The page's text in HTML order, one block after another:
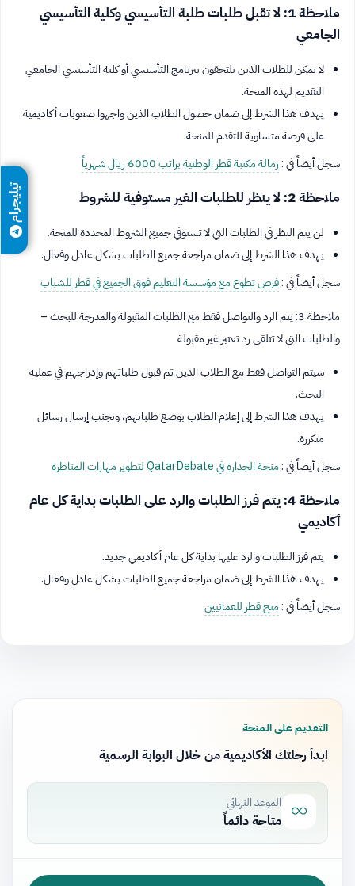
ملاحظة 1: لا تقبل طلبات طلبة التأسيسي وكلية التأسيسي
الجامعي
لا يمكن للطلاب الذين يلتحقون ببرنامج التأسيسي أو كلية التأسيسي الجامعي
التقديم لهذه المنحة.
يهدف هذا الشرط إلى ضمان حصول الطلاب الذين واجهوا صعوبات أكاديمية
على فرصة متساوية للتقدم للمنحة.
سجل أيضاً في :زمالة مكتبة قطر الوطنية براتب 6000 ريال شهرياً
ملاحظة 2: لا ينظر للطلبات الغير مستوفية للشروط
لن يتم النظر في الطلبات التي لا تستوفي جميع الشروط المحددة للمنحة.
يهدف هذا الشرط إلى ضمان مراجعة جميع الطلبات بشكل عادل وفعال.
سجل أيضاً في :فرص تطوع مع مؤسسة التعليم فوق الجميع في قطر للشباب
ملاحظة 3: يتم الرد والتواصل فقط مع الطلبات المقبولة والمدرجة للبحث –
والطلبات التي لا تتلقى رد تعتبر غير مقبولة
سيتم التواصل فقط مع الطلاب الذين تم قبول طلباتهم وإدراجهم في عملية
البحث.
يهدف هذا الشرط إلى إعلام الطلاب بوضع طلباتهم، وتجنب إرسال رسائل
متكررة.
سجل أيضاً في :منحة الجدارة في QatarDebate لتطوير مهارات المناظرة
ملاحظة 4: يتم فرز الطلبات والرد على الطلبات بداية كل عام
أكاديمي
يتم فرز الطلبات والرد عليها بداية كل عام أكاديمي جديد.
يهدف هذا الشرط إلى ضمان مراجعة جميع الطلبات بشكل عادل وفعال.
سجل أيضاً في :منح قطر للعمانيين
التقديم على المنحة
ابدأ رحلتك الأكاديمية من خلال البوابة الرسمية
الموعد النهائي
متاحة دائماً
تيليجرام